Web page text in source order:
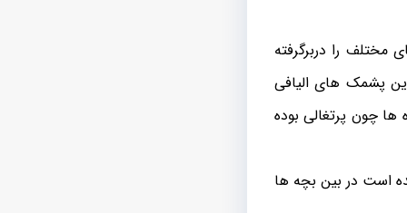
را دربرگرفته
پشمک های الیافی
ها چون پرتغالی بوده
است در بین بچه ها